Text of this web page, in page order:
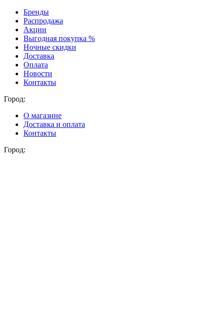
Бренды
Распродажа
Акции
Выгодная покупка %
Ночные скидки
Доставка
Оплата
Новости
Контакты
Город:
О магазине
Доставка и оплата
Контакты
Город: